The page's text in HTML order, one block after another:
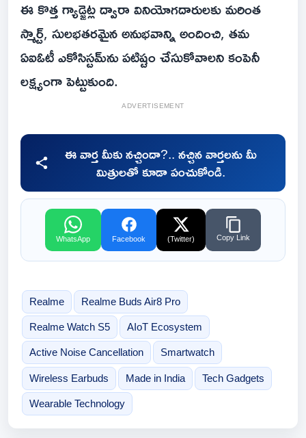
ఈ కొత్త గ్యాడ్జెట్ల ద్వారా వినియోగదారులకు మరింత
స్మార్ట్, సులభతరమైన అనుభవాన్ని అందించి, తమ
ఏఐఓటీ ఎకోసిస్టమ్‌ను పటిష్టం చేసుకోవాలని కంపెనీ
లక్ష్యంగా పెట్టుకుంది.
ADVERTISEMENT
ఈ వార్త మీకు నచ్చిందా?.. నచ్చిన వార్తలను మీ
మిత్రులతో కూడా పంచుకోండి.
WhatsApp Facebook (Twitter) Copy Link
Realme Realme Buds Air8 Pro
Realme Watch S5 AIoT Ecosystem
Active Noise Cancellation Smartwatch
Wireless Earbuds Made in India Tech Gadgets
Wearable Technology